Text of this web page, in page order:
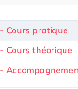
Cours pratique
Cours théorique